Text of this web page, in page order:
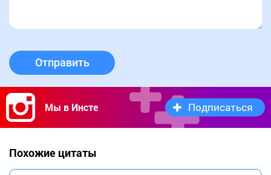
Отправить
Мы в Инсте Подписаться
Похожие цитаты